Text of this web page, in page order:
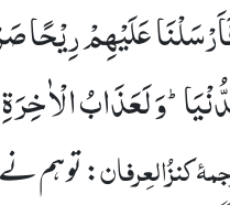
عَلَیْهِمْ رِیْحًا
وَ لَعَذَابُ
کنزُالعِرفان: تو ہم